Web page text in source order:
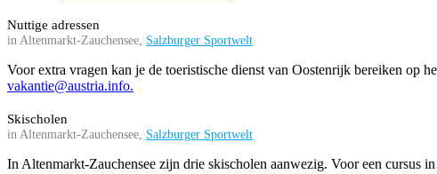
Nuttige adressen
in Altenmarkt-Zauchensee, Salzburger Sportwelt
Voor extra vragen kan je de toeristische dienst van Oostenrijk bereiken op
vakantie@austria.info.
Skischolen
in Altenmarkt-Zauchensee, Salzburger Sportwelt
In Altenmarkt-Zauchensee zijn drie skischolen aanwezig. Voor een cursus